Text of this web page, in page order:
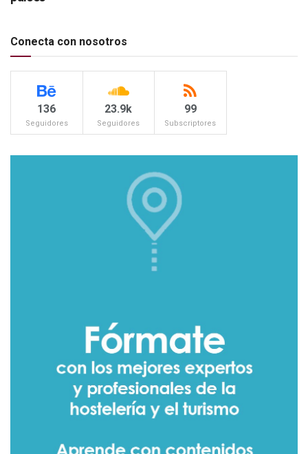
Conecta con nosotros
136
Seguidores
23.9k
Seguidores
99
Subscriptores